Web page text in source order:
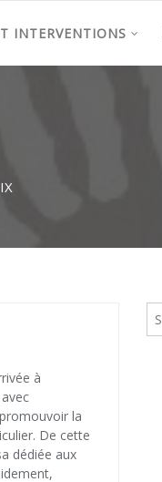
INTERVENTIONS
à
la
De cette
dédiée aux